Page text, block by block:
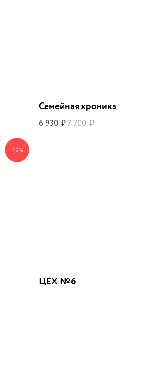
Семейная хроника
6 930 ₽7 700 ₽
-10%
ЦЕХ №6